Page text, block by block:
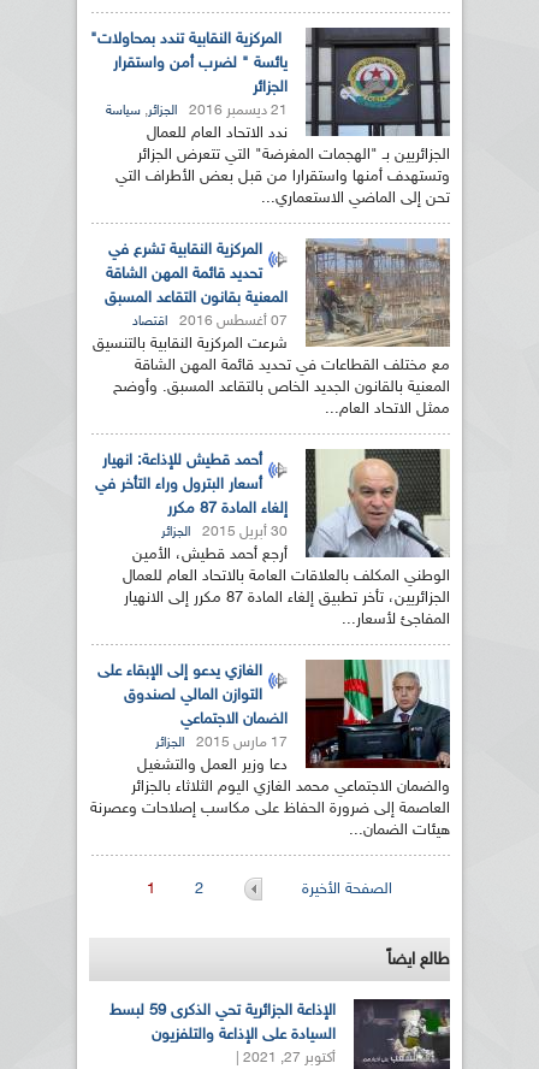
المركزية النقابية تندد بمحاولات"
يائسة " لضرب أمن واستقرار
الجزائر
21 ديسمبر 2016 الجزائر, سياسة
ندد الاتحاد العام للعمال
الجزائريين بـ "الهجمات المغرضة" التي تتعرض الجزائر
وتستهدف أمنها واستقرارا من قبل بعض الأطراف التي
تحن إلى الماضي الاستعماري...
المركزية النقابية تشرع في
تحديد قائمة المهن الشاقة
المعنية بقانون التقاعد المسبق
07 أغسطس 2016 اقتصاد
شرعت المركزية النقابية بالتنسيق
مع مختلف القطاعات في تحديد قائمة المهن الشاقة
المعنية بالقانون الجديد الخاص بالتقاعد المسبق. وأوضح
ممثل الاتحاد العام...
أحمد قطيش للإذاعة: انهيار
أسعار البترول وراء التأخر في
إلغاء المادة 87 مكرر
30 أبريل 2015 الجزائر
أرجع أحمد قطيش، الأمين
الوطني المكلف بالعلاقات العامة بالاتحاد العام للعمال
الجزائريين، تأخر تطبيق إلغاء المادة 87 مكرر إلى الانهيار
المفاجئ لأسعار...
الغازي يدعو إلى الإبقاء على
التوازن المالي لصندوق
الضمان الاجتماعي
17 مارس 2015 الجزائر
دعا وزير العمل والتشغيل
والضمان الاجتماعي محمد الغازي اليوم الثلاثاء بالجزائر
العاصمة إلى ضرورة الحفاظ على مكاسب إصلاحات وعصرنة
هيئات الضمان...
الصفحات 1 2 الصفحة الأخيرة
طالع ايضاً
الإذاعة الجزائرية تحي الذكرى 59 لبسط
السيادة على الإذاعة والتلفزيون
أكتوبر 27, 2021 |